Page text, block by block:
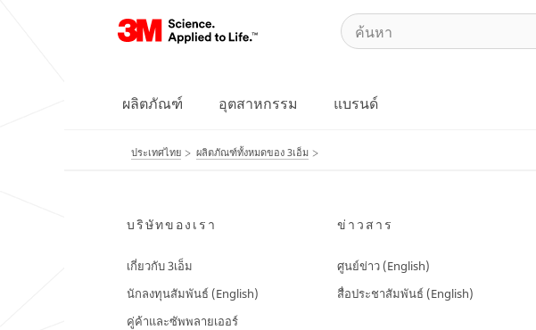
ผลิตภัณฑ์ อุตสาหกรรม แบรนด์
ประเทศไทย ผลิตภัณฑ์ทั้งหมดของ 3เอ็ม
บริษัทของเรา
เกี่ยวกับ 3เอ็ม
นักลงทุนสัมพันธ์ (English)
คู่ค้าและซัพพลายเออร์
ข่าวสาร
ศูนย์ข่าว (English)
สื่อประชาสัมพันธ์ (English)